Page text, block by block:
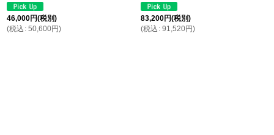
46,000円(税別)
(税込 : 50,600円)
83,200円(税別)
(税込 : 91,520円)